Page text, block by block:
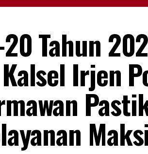
Tahun
Irjen